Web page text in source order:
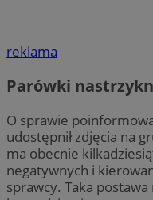
reklama
Parówki
O sprawie
udostępnił zdjęcia na
ma obecnie
negatywnych i
sprawcy. Taka